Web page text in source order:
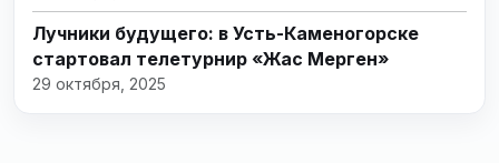
Лучники будущего: в Усть-Каменогорске
стартовал телетурнир «Жас Мерген»
29 октября, 2025